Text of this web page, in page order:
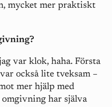
mycket mer praktiskt
var klok, haha. Första
också lite tveksam –
mer hjälp med
har själva